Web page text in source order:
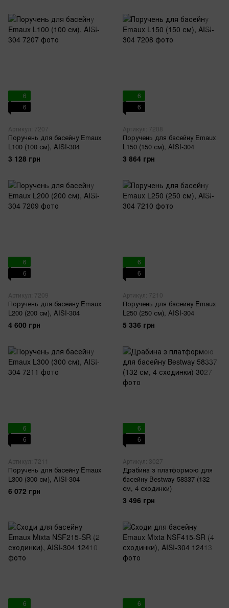
6
6
Артикул: 7207
Поручень для басейну Emaux
L100 (100 см), AISI-304
3 128 грн
6
6
Артикул: 7208
Поручень для басейну Emaux
L150 (150 см), AISI-304
3 864 грн
6
6
Артикул: 7209
Поручень для басейну Emaux
L200 (200 см), AISI-304
4 600 грн
6
6
Артикул: 7210
Поручень для басейну Emaux
L250 (250 см), AISI-304
5 336 грн
6
6
Артикул: 7211
Поручень для басейну Emaux
L300 (300 см), AISI-304
6 072 грн
6
6
Артикул: 3027
Драбина з платформою для
басейну Bestway 58337 (132
см, 4 сходинки)
3 496 грн
6
6